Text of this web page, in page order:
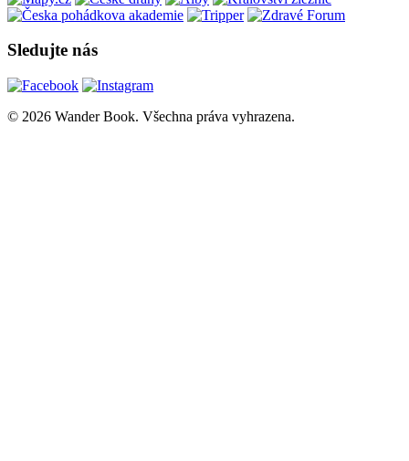
Sledujte nás
© 2026 Wander Book. Všechna práva vyhrazena.